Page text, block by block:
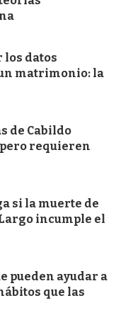
los datos
matrimonio: la
de Cabildo
requieren
si la muerte de
incumple el
pueden ayudar a
que las